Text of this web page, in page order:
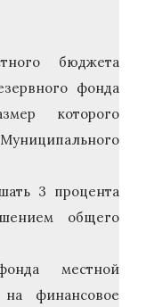
бюджета
фонда
которого
3 процента
общего
местной
на финансовое